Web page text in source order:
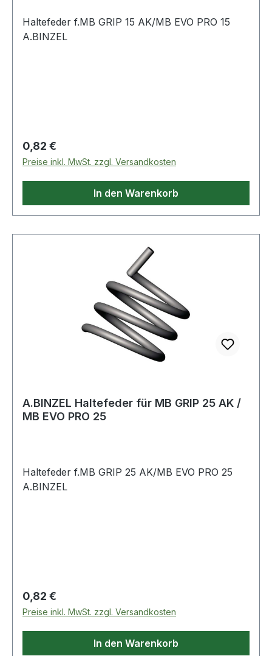
Haltefeder f.MB GRIP 15 AK/MB EVO PRO 15
A.BINZEL
Regulärer Preis:
0,82 €
Preise inkl. MwSt. zzgl. Versandkosten
In den Warenkorb
A.BINZEL Haltefeder für MB GRIP 25 AK /
MB EVO PRO 25
Haltefeder f.MB GRIP 25 AK/MB EVO PRO 25
A.BINZEL
Regulärer Preis:
0,82 €
Preise inkl. MwSt. zzgl. Versandkosten
In den Warenkorb